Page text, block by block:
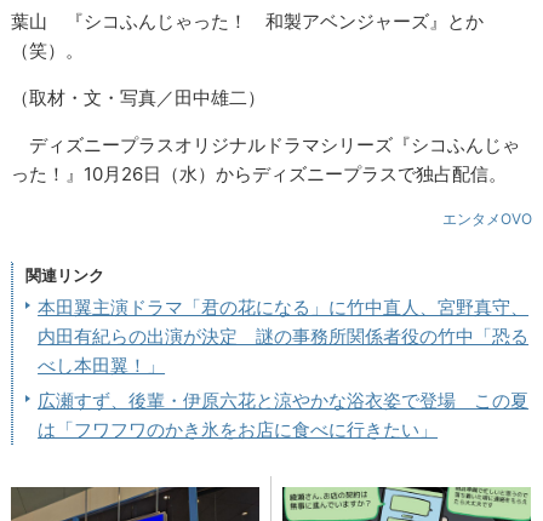
葉山 『シコふんじゃった！ 和製アベンジャーズ』とか
（笑）。
（取材・文・写真／田中雄二）
ディズニープラスオリジナルドラマシリーズ『シコふんじゃ
った！』10月26日（水）からディズニープラスで独占配信。
エンタメOVO
関連リンク
本田翼主演ドラマ「君の花になる」に竹中直人、宮野真守、
内田有紀らの出演が決定 謎の事務所関係者役の竹中「恐る
べし本田翼！」
広瀬すず、後輩・伊原六花と涼やかな浴衣姿で登場 この夏
は「フワフワのかき氷をお店に食べに行きたい」